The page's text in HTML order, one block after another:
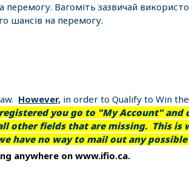
Вагоміть зазвичай
шансів на перемогу.
However, in order to Qualify to Win
you go to "My Account" and
other fields that are missing. This is
have no way to mail out any
anywhere on www.ifio.ca.